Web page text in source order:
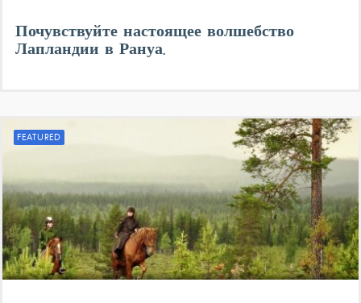
Почувствуйте настоящее волшебство
Лапландии в Рануа.
FEATURED